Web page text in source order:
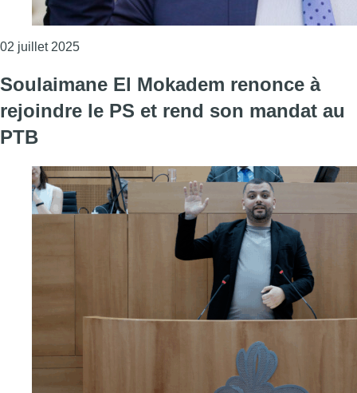
02 juillet 2025Consulter l'article "Le président du parlement
Soulaimane El Mokadem renonce à
rejoindre le PS et rend son mandat au
PTB